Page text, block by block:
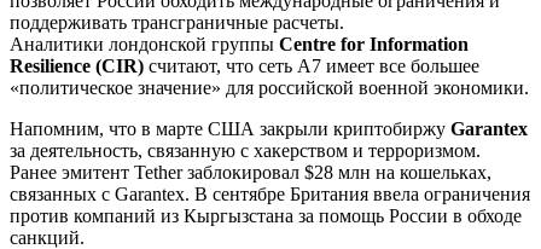
поддерживать трансграничные расчеты.
Аналитики лондонской группы Centre for Information
Resilience (CIR) считают, что сеть A7 имеет все большее
«политическое значение» для российской военной экономики.
Напомним, что в марте США закрыли криптобиржу Garantex
за деятельность, связанную с хакерством и терроризмом.
Ранее эмитент Tether заблокировал $28 млн на кошельках,
связанных с Garantex. В сентябре Британия ввела ограничения
против компаний из Кыргызстана за помощь России в обходе
санкций.